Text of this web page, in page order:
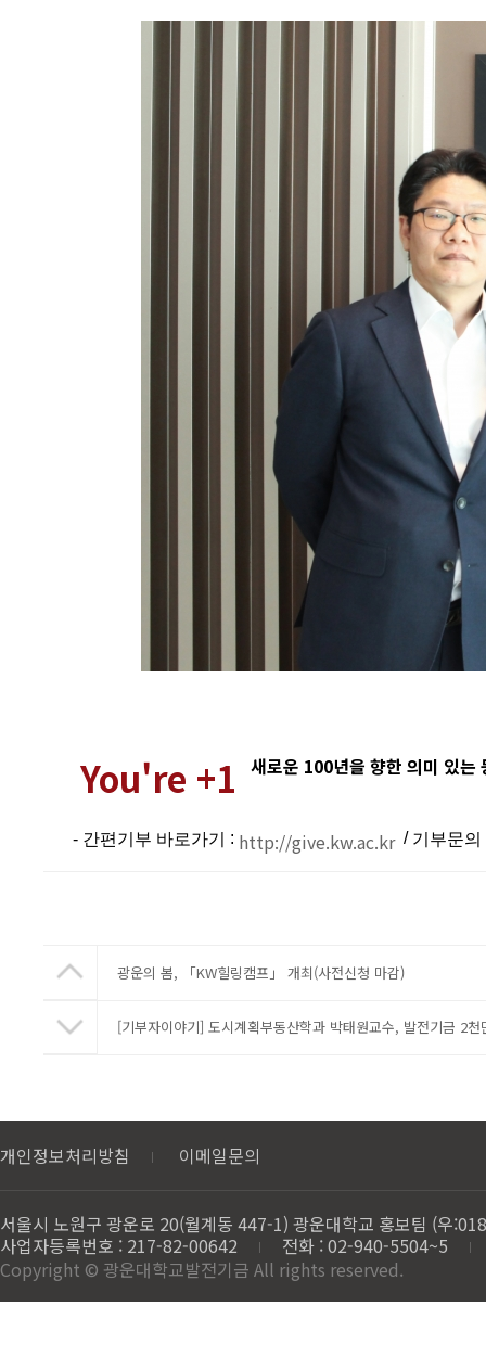
You're +1 새로운 100년을 향한 의미 있는
- 간편기부 바로가기 : http://give.kw.ac.kr/ 기부문
광운의 봄, 「KW힐링캠프」 개최(사전신청 마감)
[기부자이야기] 도시계획부동산학과 박태원교수, 발전기금 2천
개인정보처리방침 이메일문의
서울시 노원구 광운로 20(월계동 447-1) 광운대학교 홍보팀 (우
사업자등록번호 : 217-82-00642
전화 : 02-940-5504~5
Copyright © 광운대학교발전기금 All rights reserved.